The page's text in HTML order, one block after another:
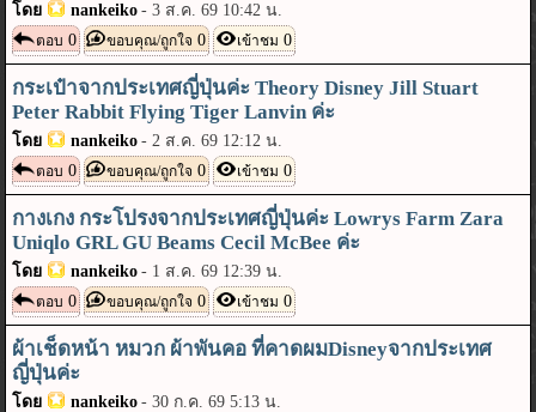
โดย nankeiko -3 ส.ค. 69 10:42 น.
ตอบ 0 ขอบคุณ/ถูกใจ 0 เข้าชม 0
กระเป๋าจากประเทศญี่ปุ่นค่ะ Theory Disney Jill Stuart
Peter Rabbit Flying Tiger Lanvin ค่ะ
โดย nankeiko -2 ส.ค. 69 12:12 น.
ตอบ 0 ขอบคุณ/ถูกใจ 0 เข้าชม 0
กางเกง กระโปรงจากประเทศญี่ปุ่นค่ะ Lowrys Farm Zara
Uniqlo GRL GU Beams Cecil McBee ค่ะ
โดย nankeiko - 1 ส.ค. 69 12:39 น.
ตอบ 0 ขอบคุณ/ถูกใจ 0 เข้าชม 0
ผ้าเช็ดหน้า หมวก ผ้าพันคอ ที่คาดผมDisneyจากประเทศ
ญี่ปุ่นค่ะ
โดย nankeiko -30 ก.ค. 69 5:13 น.